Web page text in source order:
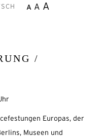
A A A
/
Europas, der
Museen und